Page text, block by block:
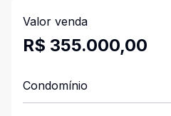
Valor venda
R$ 355.000,00
Condomínio